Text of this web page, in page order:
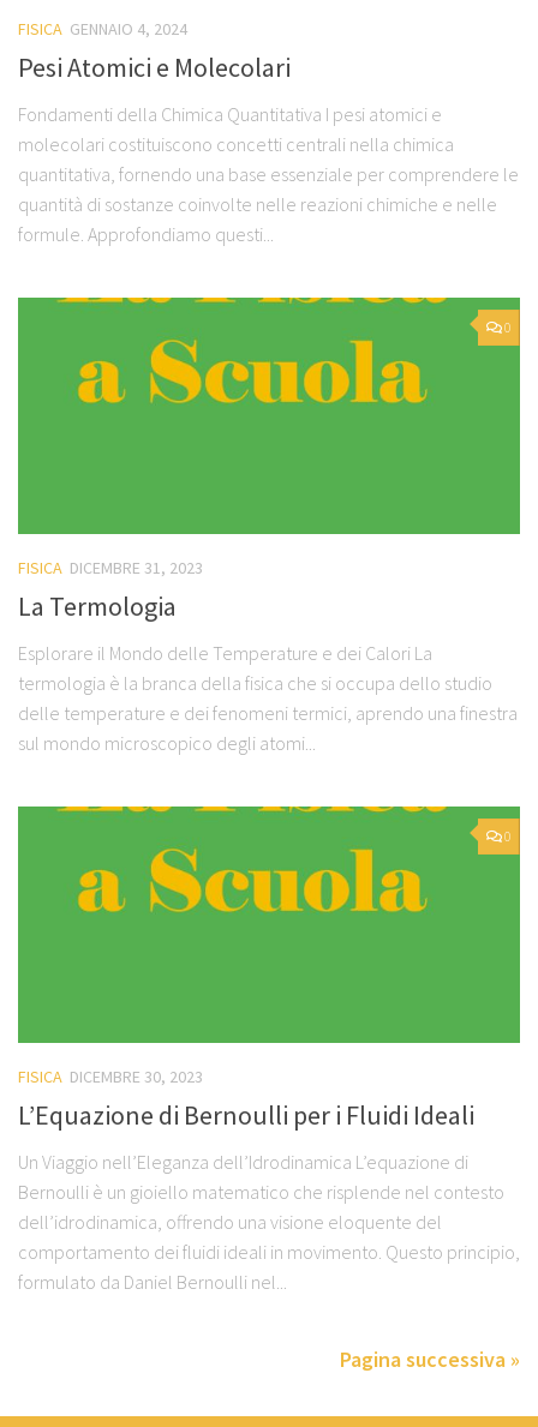
FISICA GENNAIO 4, 2024
Pesi Atomici e Molecolari
Fondamenti della Chimica Quantitativa I pesi atomici e
molecolari costituiscono concetti centrali nella chimica
quantitativa, fornendo una base essenziale per comprendere le
quantità di sostanze coinvolte nelle reazioni chimiche e nelle
formule. Approfondiamo questi...
0
FISICA DICEMBRE 31, 2023
La Termologia
Esplorare il Mondo delle Temperature e dei Calori La
termologia è la branca della fisica che si occupa dello studio
delle temperature e dei fenomeni termici, aprendo una finestra
sul mondo microscopico degli atomi...
0
FISICA DICEMBRE 30, 2023
L’Equazione di Bernoulli per i Fluidi Ideali
Un Viaggio nell’Eleganza dell’Idrodinamica L’equazione di
Bernoulli è un gioiello matematico che risplende nel contesto
dell’idrodinamica, offrendo una visione eloquente del
comportamento dei fluidi ideali in movimento. Questo principio,
formulato da Daniel Bernoulli nel...
Pagina successiva »